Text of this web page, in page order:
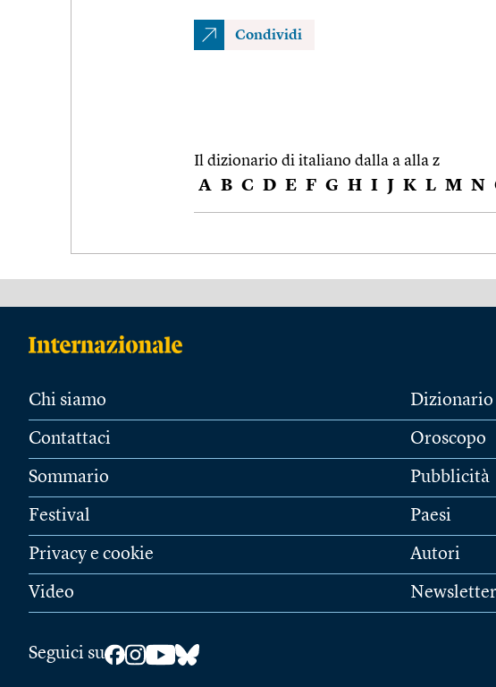
Condividi
Il dizionario di italiano dalla a alla z
A B C D E F G H I J K L M N
Chi siamo
Contattaci
Sommario
Festival
Privacy e cookie
Video
Oroscopo
Pubblicità
Paesi
Autori
Newsletter
Seguici su